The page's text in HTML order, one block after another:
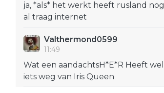
ja, *als* het werkt heeft rusland nog
al traag internet
Valthermond0599
11:49
Wat een aandachtsH*E*R Heeft wel
iets weg van Iris Queen